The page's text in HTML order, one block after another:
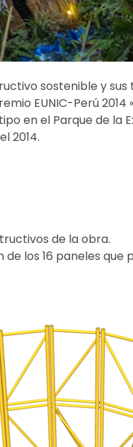
sostenible y
EUNIC-Perú
en el Parque de la
2014.
de la obra.
los 16 paneles